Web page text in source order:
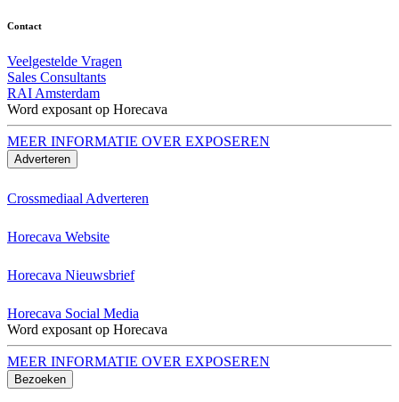
Contact
Veelgestelde Vragen
Sales Consultants
RAI Amsterdam
Word exposant op Horecava
MEER INFORMATIE OVER EXPOSEREN
Adverteren
Crossmediaal Adverteren
Horecava Website
Horecava Nieuwsbrief
Horecava Social Media
Word exposant op Horecava
MEER INFORMATIE OVER EXPOSEREN
Bezoeken